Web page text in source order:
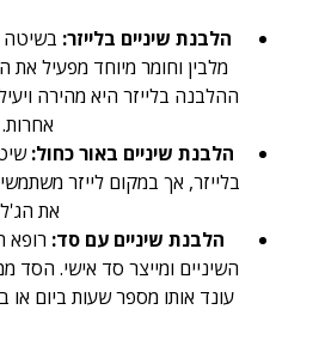
הלבנת שיניים בלייזר: בשיטה
מלבין וחומר מיוחד מפעיל את
ההלבנה בלייזר היא מהירה
אחרות.
הלבנת שיניים באור כחול:
בלייזר, אך במקום לייזר
את
הלבנת שיניים עם סד: רופא
השיניים ומייצר סד אישי. הסד
עונד אותו מספר שעות ביום